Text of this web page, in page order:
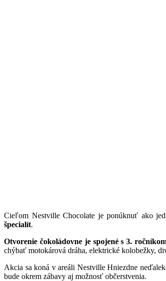
Cieľom Nestville Chocolate je ponúknuť ako
špecialít.
Otvorenie čokoládovne je spojené s 3.
chýbať motokárová dráha, elektrické kolobežky,
Akcia sa koná v areáli Nestville Hniezdne
bude okrem zábavy aj možnosť občerstvenia.